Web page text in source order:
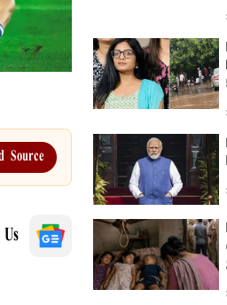
Source